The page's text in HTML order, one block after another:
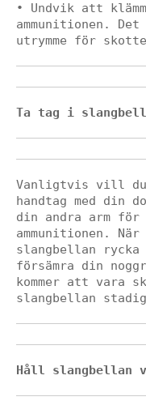
• Undvik att
ammunitionen.
utrymme för
Ta tag i
Vanligtvis vill
handtag med din
din andra arm
ammunitionen.
slangbellan
försämra din
kommer att vara
slangbellan
Håll